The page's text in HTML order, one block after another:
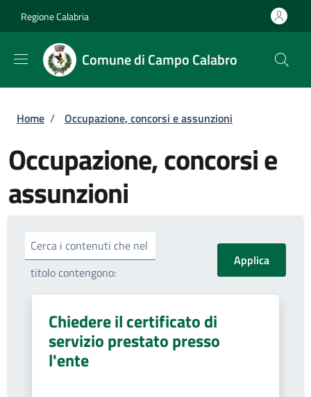
Regione Calabria
Comune di Campo Calabro
Briciole di pane
Home / Occupazione, concorsi e assunzioni
Occupazione, concorsi e
assunzioni
Cerca i contenuti che nel
titolo contengono:
Chiedere il certificato di
servizio prestato presso
l'ente